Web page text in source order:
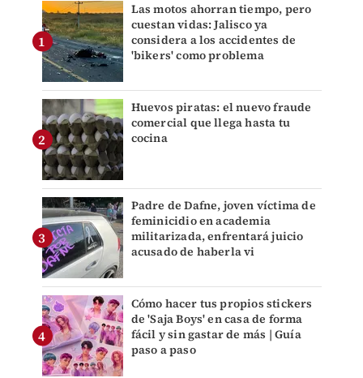
Las motos ahorran tiempo, pero
cuestan vidas: Jalisco ya
considera a los accidentes de
'bikers' como problema
Huevos piratas: el nuevo fraude
comercial que llega hasta tu
cocina
Padre de Dafne, joven víctima de
feminicidio en academia
militarizada, enfrentará juicio
acusado de haberla vi
Cómo hacer tus propios stickers
de 'Saja Boys' en casa de forma
fácil y sin gastar de más | Guía
paso a paso